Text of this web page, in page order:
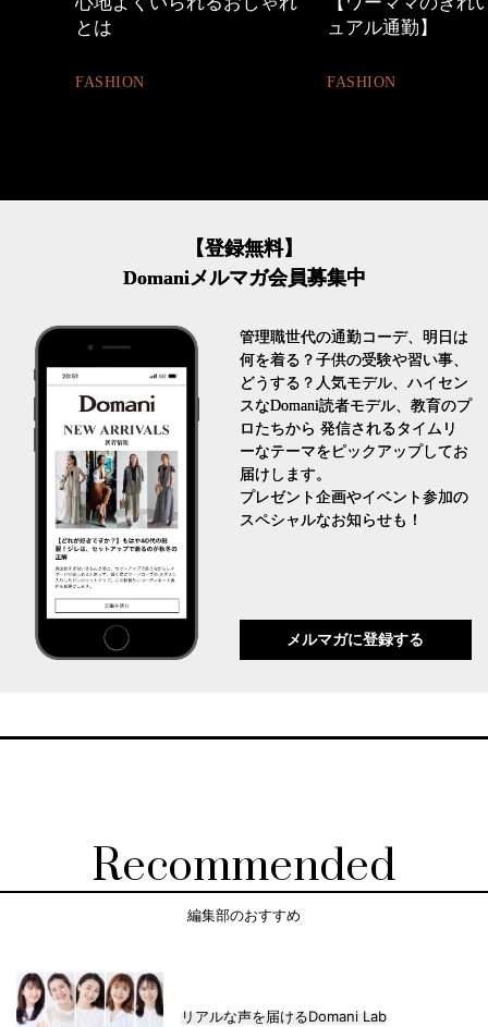
ュアル通勤】
FASHION
【登録無料】
Domaniメルマガ会員募集中
管理職世代の通勤コーデ、明日は
何を着る？子供の受験や習い事、
どうする？人気モデル、ハイセン
スなDomani読者モデル、教育のプ
ロたちから 発信されるタイムリ
ーなテーマをピックアップしてお
届けします。
プレゼント企画やイベント参加の
スペシャルなお知らせも！
メルマガに登録する
Recommended
編集部のおすすめ
リアルな声を届けるDomani Lab